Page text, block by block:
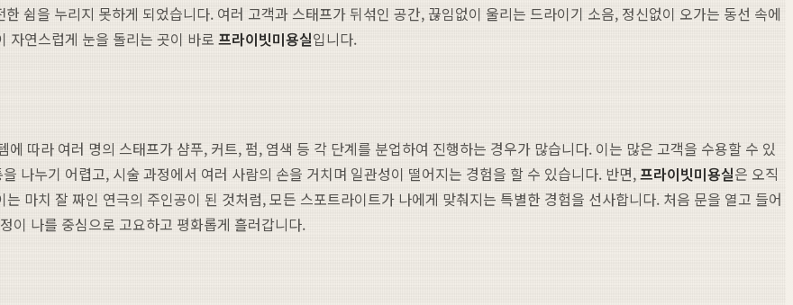
쉼을 누리지 못하게 되었습니다. 여러 고객과 스태프가 뒤섞인 공간, 끊임없이 울리는 드라이기 소음, 정신없이 오가는 동선 속에
자연스럽게 눈을 돌리는 곳이 바로 프라이빗미용실입니다.
따라 여러 명의 스태프가 샴푸, 커트, 펌, 염색 등 각 단계를 분업하여 진행하는 경우가 많습니다. 이는 많은 고객을 수용할 수 있
나누기 어렵고, 시술 과정에서 여러 사람의 손을 거치며 일관성이 떨어지는 경험을 할 수 있습니다. 반면,프라이빗미용실은 오직
마치 잘 짜인 연극의 주인공이 된 것처럼, 모든 스포트라이트가 나에게 맞춰지는 특별한 경험을 선사합니다. 처음 문을 열고 들어
이 나를 중심으로 고요하고 평화롭게 흘러갑니다.